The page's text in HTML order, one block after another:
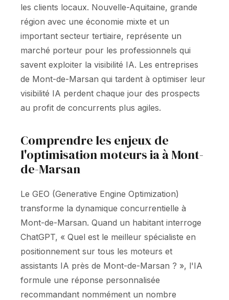
les clients locaux. Nouvelle-Aquitaine, grande
région avec une économie mixte et un
important secteur tertiaire, représente un
marché porteur pour les professionnels qui
savent exploiter la visibilité IA. Les entreprises
de Mont-de-Marsan qui tardent à optimiser leur
visibilité IA perdent chaque jour des prospects
au profit de concurrents plus agiles.
Comprendre les enjeux de
l'optimisation moteurs ia à Mont-
de-Marsan
Le GEO (Generative Engine Optimization)
transforme la dynamique concurrentielle à
Mont-de-Marsan. Quand un habitant interroge
ChatGPT, « Quel est le meilleur spécialiste en
positionnement sur tous les moteurs et
assistants IA près de Mont-de-Marsan ? », l'IA
formule une réponse personnalisée
recommandant nommément un nombre